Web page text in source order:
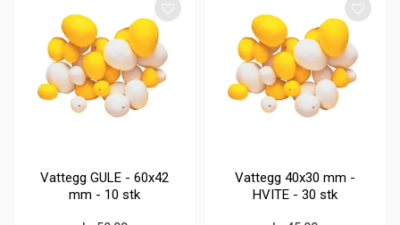
Vattegg GULE - 60x42
mm - 10 stk
Vattegg 40x30 mm -
HVITE - 30 stk